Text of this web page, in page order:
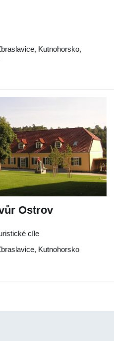
, Kutnohorsko,
Ostrov
cíle
, Kutnohorsko